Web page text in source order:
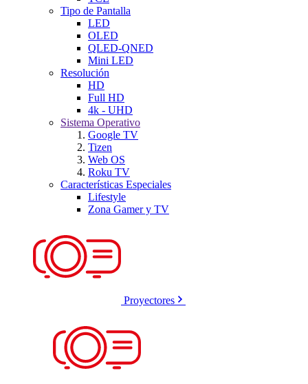
Tipo de Pantalla
LED
OLED
QLED-QNED
Mini LED
Resolución
HD
Full HD
4k - UHD
Sistema Operativo
Google TV
Tizen
Web OS
Roku TV
Características Especiales
Lifestyle
Zona Gamer y TV
Proyectores